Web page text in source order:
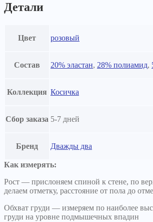
Детали
Цвет розовый
Состав 20% эластан, 28% полиамид,
Коллекция Косичка
Сбор заказа 5-7 дней
Бренд Дважды два
Как измерять:
Рост — прислоняем спиной к стене, по
делаем отметку, расстояние от пола до
Обхват груди — измеряем по наиболее
груди на уровне подмышечных впадин